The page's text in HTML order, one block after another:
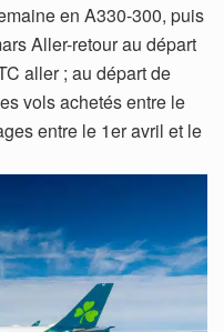
en A330-300, puis
Aller-retour au départ
aller ; au départ de
vols achetés entre le
entre le 1er avril et le